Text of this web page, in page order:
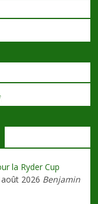
la Ryder Cup
2026 Benjamin